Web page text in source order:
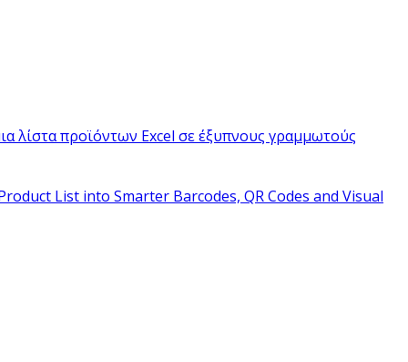
λίστα προϊόντων Excel σε έξυπνους γραμμωτούς
List into Smarter Barcodes, QR Codes and Visual